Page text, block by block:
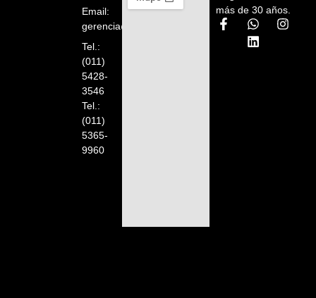
más de 30 años.
Email:
gerencia@orelion.com.ar
Tel.:
(011)
5428-
3546
Tel.:
(011)
5365-
9960